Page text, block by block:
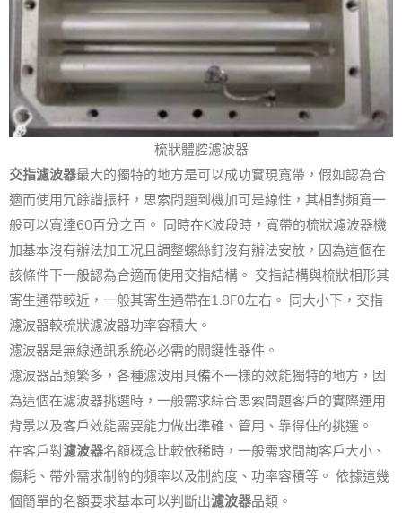
梳狀體腔濾波器
交指濾波器最大的獨特的地方是可以成功實現寬帶，假如認為合
適而使用冗餘諧振杆，思索問題到機加可是線性，其相對頻寬一
般可以寬達60百分之百。 同時在K波段時，寬帶的梳狀濾波器機
加基本沒有辦法加工况且調整螺絲釘沒有辦法安放，因為這個在
該條件下一般認為合適而使用交指結構。 交指結構與梳狀相形其
寄生通帶較近，一般其寄生通帶在1.8F0左右。 同大小下，交指
濾波器較梳狀濾波器功率容積大。
濾波器是無線通訊系統必必需的關鍵性器件。
濾波器品類繁多，各種濾波用具備不一樣的效能獨特的地方，因
為這個在濾波器挑選時，一般需求綜合思索問題客戶的實際運用
背景以及客戶效能需要能力做出準確、管用、靠得住的挑選。
在客戶對濾波器名額概念比較依稀時，一般需求問詢客戶大小、
傷耗、帶外需求制約的頻率以及制約度、功率容積等。 依據這幾
個簡單的名額要求基本可以判斷出濾波器品類。